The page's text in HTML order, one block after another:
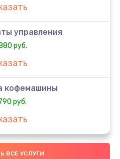
управления
руб.
кофемашины
руб.
фильтров
ВСЕ УСЛУГИ